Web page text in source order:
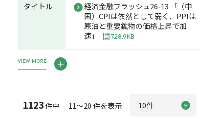
タイトル
経済金融フラッシュ26-13 「（中
国）CPIは依然として弱く、PPIは
原油と重要鉱物の価格上昇で加
速」
728.9KB
VIEW MORE
1123件中 11～20 件を表示